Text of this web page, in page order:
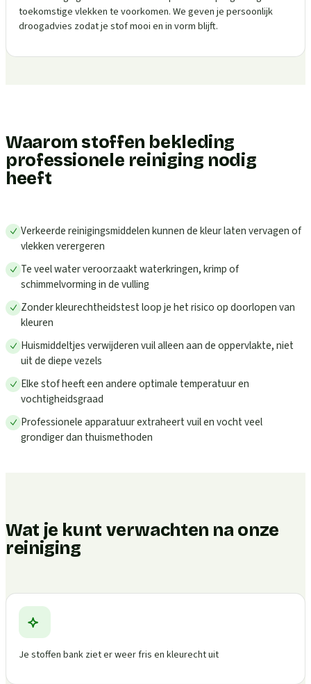
toekomstige vlekken te voorkomen. We geven je persoonlijk
droogadvies zodat je stof mooi en in vorm blijft.
Waarom stoffen bekleding
professionele reiniging nodig
heeft
Verkeerde reinigingsmiddelen kunnen de kleur laten vervagen of
vlekken verergeren
Te veel water veroorzaakt waterkringen, krimp of
schimmelvorming in de vulling
Zonder kleurechtheidstest loop je het risico op doorlopen van
kleuren
Huismiddeltjes verwijderen vuil alleen aan de oppervlakte, niet
uit de diepe vezels
Elke stof heeft een andere optimale temperatuur en
vochtigheidsgraad
Professionele apparatuur extraheert vuil en vocht veel
grondiger dan thuismethoden
Wat je kunt verwachten na onze
reiniging
Je stoffen bank ziet er weer fris en kleurecht uit